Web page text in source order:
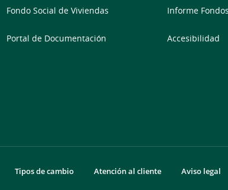
Fondo Social de Viviendas
Portal de Documentación
Informe
Accesibilidad
Tipos de cambio Atención al cliente Aviso legal